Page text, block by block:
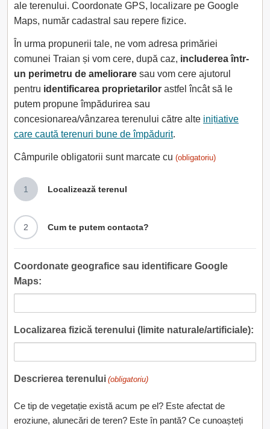
ale terenului. Coordonate GPS, localizare pe Google
Maps, număr cadastral sau repere fizice.
În urma propunerii tale, ne vom adresa primăriei
comunei Traian și vom cere, după caz, includerea într-
un perimetru de ameliorare sau vom cere ajutorul
pentru identificarea proprietarilor astfel încât să le
putem propune împădurirea sau
concesionarea/vânzarea terenului către alte inițiative
care caută terenuri bune de împădurit.
Câmpurile obligatorii sunt marcate cu (obligatoriu)
1 Localizează terenul
2 Cum te putem contacta?
Coordonate geografice sau identificare Google
Maps:
Localizarea fizică terenului (limite naturale/artificiale):
Descrierea terenului (obligatoriu)
Ce tip de vegetație există acum pe el? Este afectat de
eroziune, alunecări de teren? Este în pantă? Ce cunoașteți